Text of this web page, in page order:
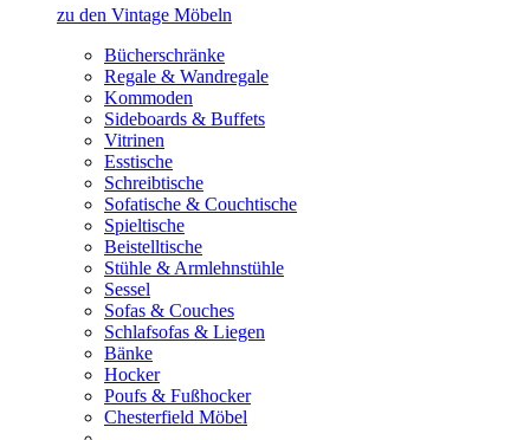
zu den Vintage Möbeln
Bücherschränke
Regale & Wandregale
Kommoden
Sideboards & Buffets
Vitrinen
Esstische
Schreibtische
Sofatische & Couchtische
Spieltische
Beistelltische
Stühle & Armlehnstühle
Sessel
Sofas & Couches
Schlafsofas & Liegen
Bänke
Hocker
Poufs & Fußhocker
Chesterfield Möbel